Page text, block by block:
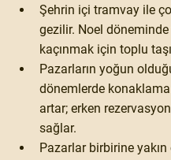
Şehrin içi tramvay ile
gezilir. Noel
kaçınmak için toplu
Pazarların yoğun
dönemlerde
artar; erken rezervasyon
sağlar.
Pazarlar birbirine